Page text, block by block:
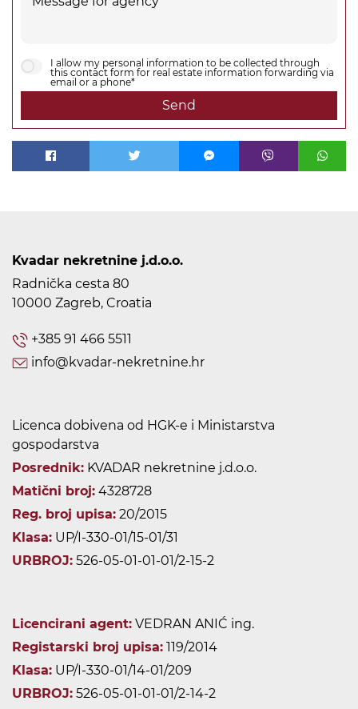
I allow my personal information to be collected through
this contact form for real estate information forwarding via
email or a phone*
Send
Kvadar nekretnine j.d.o.o.
Radnička cesta 80
10000 Zagreb, Croatia
+385 91 466 5511
info@kvadar-nekretnine.hr
Licenca dobivena od HGK-e i Ministarstva
gospodarstva
Posrednik: KVADAR nekretnine j.d.o.o.
Matični broj: 4328728
Reg. broj upisa: 20/2015
Klasa: UP/I-330-01/15-01/31
URBROJ: 526-05-01-01-01/2-15-2
Licencirani agent: VEDRAN ANIĆ ing.
Registarski broj upisa: 119/2014
Klasa: UP/I-330-01/14-01/209
URBROJ: 526-05-01-01-01/2-14-2